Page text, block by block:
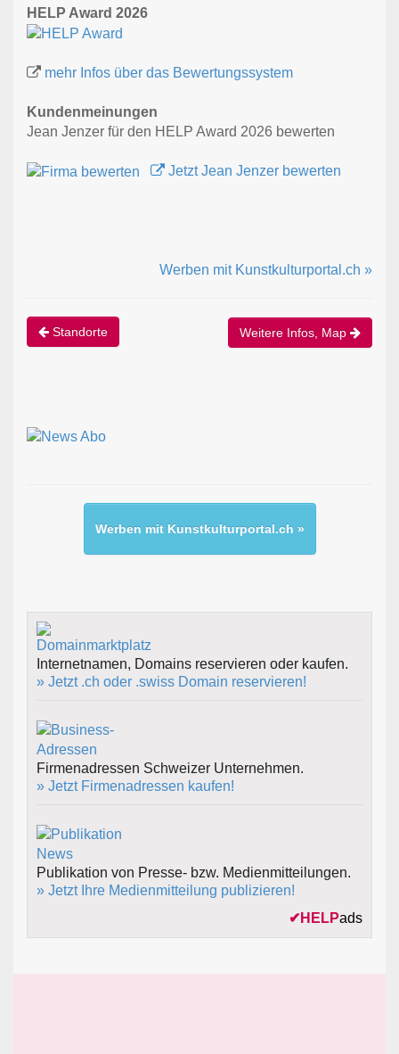
HELP Award 2026
mehr Infos über das Bewertungssystem
Kundenmeinungen
Jean Jenzer für den HELP Award 2026 bewerten
Jetzt Jean Jenzer bewerten
Werben mit Kunstkulturportal.ch »
Standorte Weitere Infos, Map
Werben mit Kunstkulturportal.ch »
Internetnamen, Domains reservieren oder kaufen.
» Jetzt .ch oder .swiss Domain reservieren!
Firmenadressen Schweizer Unternehmen.
» Jetzt Firmenadressen kaufen!
Publikation von Presse- bzw. Medienmitteilungen.
» Jetzt Ihre Medienmitteilung publizieren!
✔ HELPads